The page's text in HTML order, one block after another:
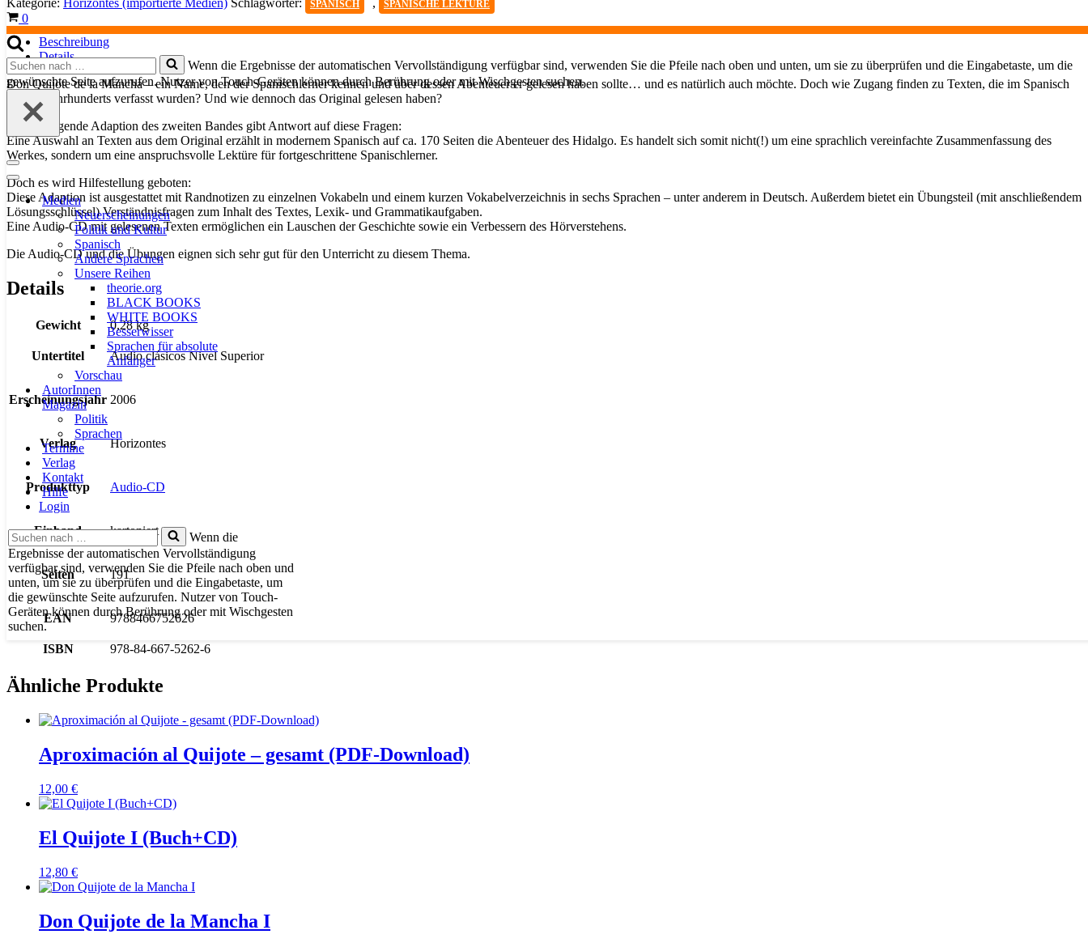
Warenkorb
0
Suchen
nach …
Wenn die Ergebnisse der automatischen Vervollständigung verfügbar sind, verwenden Sie die Pfeile nach oben und unten, um sie zu überprüfen und die Eingabetaste, um die
gewünschte Seite aufzurufen. Nutzer von Touch-Geräten können durch Berührung oder mit Wischgesten suchen.
Navigationsmenü
Navigationsmenü
Medien
Neuerscheinungen
Politik und Kultur
Spanisch
Andere Sprachen
Unsere Reihen
theorie.org
BLACK BOOKS
WHITE BOOKS
Besserwisser
Sprachen für absolute
Anfänger
Vorschau
AutorInnen
Magazin
Politik
Sprachen
Termine
Verlag
Kontakt
Hilfe
Login
Suchen
nach …
Wenn die
Ergebnisse der automatischen Vervollständigung
verfügbar sind, verwenden Sie die Pfeile nach oben und
unten, um sie zu überprüfen und die Eingabetaste, um
die gewünschte Seite aufzurufen. Nutzer von Touch-
Geräten können durch Berührung oder mit Wischgesten
suchen.
(Buch+CD)
Menge
Kategorie: Horizontes (importierte Medien) Schlagwörter: SPANISCH , SPANISCHE LEKTÜRE
Beschreibung
Details
Don Quijote de la Mancha – ein Name, den der Spanischlerner kennen und über dessen Abenteuer er gelesen haben sollte… und es natürlich auch möchte. Doch wie Zugang finden zu Texten, die im Spanisch
des 17. Jahrhunderts verfasst wurden? Und wie dennoch das Original gelesen haben?
Die vorliegende Adaption des zweiten Bandes gibt Antwort auf diese Fragen:
Eine Auswahl an Texten aus dem Original erzählt in modernem Spanisch auf ca. 170 Seiten die Abenteuer des Hidalgo. Es handelt sich somit nicht(!) um eine sprachlich vereinfachte Zusammenfassung des
Werkes, sondern um eine anspruchsvolle Lektüre für fortgeschrittene Spanischlerner.
Doch es wird Hilfestellung geboten:
Diese Adaption ist ausgestattet mit Randnotizen zu einzelnen Vokabeln und einem kurzen Vokabelverzeichnis in sechs Sprachen – unter anderem in Deutsch. Außerdem bietet ein Übungsteil (mit anschließendem
Lösungsschlüssel) Verständnisfragen zum Inhalt des Textes, Lexik- und Grammatikaufgaben.
Eine Audio-CD mit gelesenen Texten ermöglichen ein Lauschen der Geschichte sowie ein Verbessern des Hörverstehens.
Die Audio-CD und die Übungen eignen sich sehr gut für den Unterricht zu diesem Thema.
Details
Gewicht 0,28 kg
Untertitel Audio clásicos Nivel Superior
Erscheinungsjahr 2006
Verlag Horizontes
Produkttyp Audio-CD
Einband kartoniert
Seiten 191
EAN 9788466752626
ISBN 978-84-667-5262-6
Ähnliche Produkte
Aproximación al Quijote – gesamt (PDF-Download)
12,00 €
El Quijote I (Buch+CD)
12,80 €
Don Quijote de la Mancha I